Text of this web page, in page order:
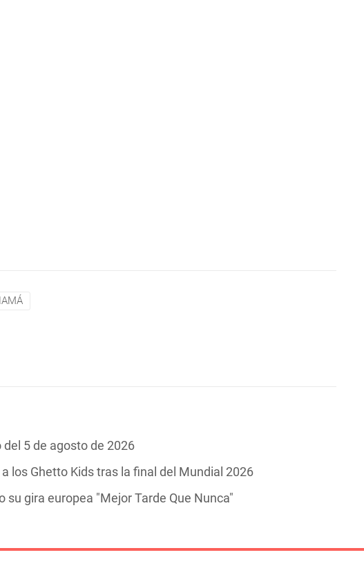
5 de agosto de 2026
los Ghetto Kids tras la final del Mundial 2026
su gira europea "Mejor Tarde Que Nunca"